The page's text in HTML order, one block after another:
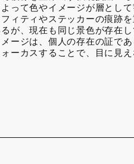
って色やイメージが層とし
ィティやステッカーの痕跡
が、現在も同じ景色が存在
ージは、個人の存在の証で
ーカスすることで、目に見